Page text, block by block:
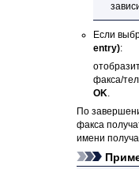
Если
entry):
факса/
OK
По
факса
имени